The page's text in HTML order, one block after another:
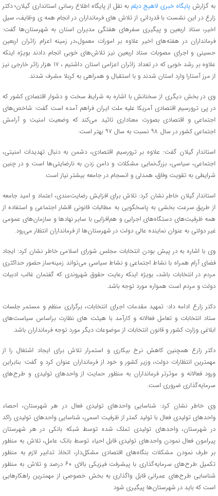
به گزارش پایگاه خبری لاهیج دیلم به نقل از پایگاه اطلاع رسانی استانداری گیلان؛ دکتر
زارع در این نشست با قدردانی از تلاش های فرمانداران در انجام همه ی وظایف، سیل
اخیر، ستاد اربعین و پیگیری سفرهای هفتگی مدیران استان به شهرستان‌ها گفت:
فرمانداران در هفته‌های اخیر علاوه بر امورات معمول،در زمینه اعزام زائران اربعین
حسینی و اجرای مصوبات ستاد اربعین نیز تلاش‌های خوبی انجام دادند بویژه اینکه
علاوه بر رشد خوبی که در تعداد زائران اعزامی استان داشتیم ، ۱۷ هزار زائر خارجی نیز
از مرز آستارا وارد استان شدند و با استقبال و همراهی به کربلا مشرف شدند.
وی در بخش دیگری از سخنانش با اشاره به شرایط سخت و دشوار اقتصادی کشور که
در پی ترورسیم اقتصادی آمریکا علیه ملت ایران فراهم آمده است گفت: شاخص‌های
اجتماعی و اقتصادی بصورت معناداری تائید می‌کند که وضعیت امنیت و آرامش
اجتماعی کشور در سال ۹۸ نسبت به سال ۹۷ بهتر است.
استاندار گیلان گفت: علاوه بر ترورسیم اقتصادی، دشمن به دنبال تهدیدات امنیتی،
اجتماعی، سیاسی، بزرگ‌نمایی مشکلات و دامن زدن به نارضایتی‌ها است و در چنین
شرایطی به تقویت وفاق، همدلی و انسجام در جامعه بیشتر نیاز است.
استاندار گیلان خاطر نشان کرد: تلاش برای افزایش رضایت‌مندی، اعتماد و امید جامعه
از طریق سرعت بخشی به پاسخگویی به مطالبات قانونی اقشار اجتماعی و استفاده از
همه ظرفیت‌های دستگاه‌های اجرایی و هم‌افزایی با سایر نهادها و سازمان‌های عمومی
غیر دولتی به عنوان نماینده عالی دولت در شهرستان‌ها از فرمانداران انتظار می‌رود.
وی با اشاره به در پیش بودن انتخابات مجلس شورای اسلامی خاطر نشان کرد: ایجاد
فضای آرام همراه با نشاط اجتماعی و نشاط سیاسی می‌تواند زمینه‌ساز حضور حداکثری
مردم در انتخابات باشد، بویژه اینکه رعایت حقوق شهروندی که گفتمان غالب ادبیات
دولت و مردم است همواره مورد توجه باشد.
دکتر زارع ادامه داد: تمهید مقدمات اجرای انتخابات، برگزاری منظم و مستمر جلسات
ستاد انتخابات و تعامل فعالانه و کارآمد با هیئت های نظارت براساس سیاست‌های
ابلاغی وزارت کشور و قانون انتخابات از موضوعات دیگر مورد توجه فرمانداران باشد.
دکتر زارع همچنین کاهش نرخ بیکاری و استمرار تلاش برای ایجاد اشتغال را از
مهمترین انتظارات دولت، وزیر کشور و خود از فرمانداران عنوان کرد و گفت: بنابراین
ورود فعالانه و موثرتر فرمانداران به منظور حمایت از واحدهای تولیدی و طرح‌های
سرمایه‌گذاری ضروری است.
وی خاطر نشان کرد: شناسایی واحدهای تولیدی فعال در هر شهرستان، احصاء
واحدهای تولیدی فعال با تولید کمتر از ظرفیت اسمی، شناسایی واحدهای تولیدی راکد
در شهرستان‌، واحدهای تولیدی تملک شده توسط شبکه‌ بانکی در هر شهرستان
پیرامون فعال نمودن واحدهای تولیدی قابل احیاء توسط بانک عامل، تلاش به منظور
بر طرف نمودن مشکلات بنگاه‌های اقتصادی مشکل‌دار، اتخاذ تدابیر لازم به منظور
تکمیل طرح‌های سرمایه‌گذاری با پیشرفت فیزیکی بالای ۶۰ درصد و تلاش به منظور
شناسایی طرح‌های عمرانی قابل واگذاری به بخش خصوصی از مهمترین راهکارهایی
است که باید در شهرستان‌ها پیگیری شود